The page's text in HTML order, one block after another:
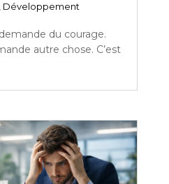
Développement
du courage.
autre chose. C’est